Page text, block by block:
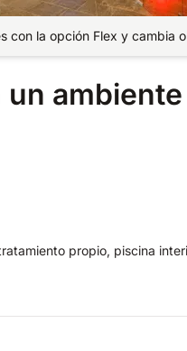
con la opción Flex y cambia
ambiente
propio, piscina